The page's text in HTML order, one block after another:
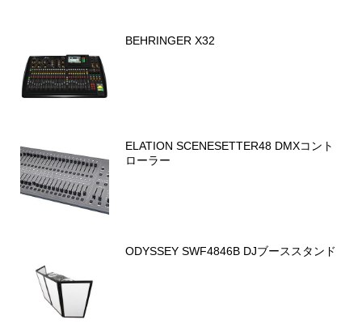
BEHRINGER X32
ELATION SCENESETTER48 DMXコント
ローラー
ODYSSEY SWF4846B DJブーススタンド